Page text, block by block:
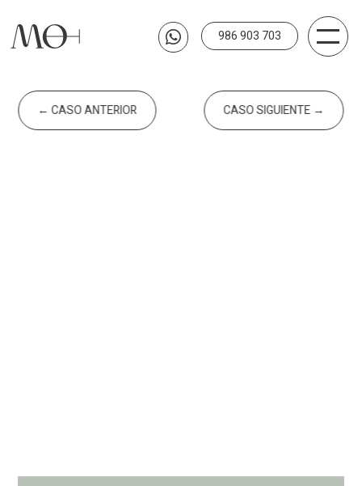
 986 903 703
←CASO ANTERIOR CASO SIGUIENTE →